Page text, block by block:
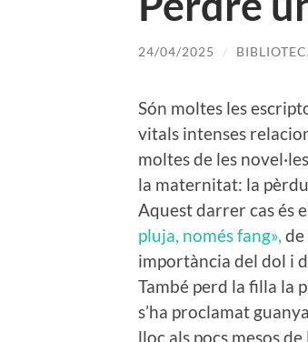
24/04/2025 /
Són moltes les
vitals intenses
moltes de les
la maternitat: la
Aquest darrer cas és
pluja, només fang», de
importància del dol i
També perd la filla la
s’ha proclamat
lloc als pocs mesos